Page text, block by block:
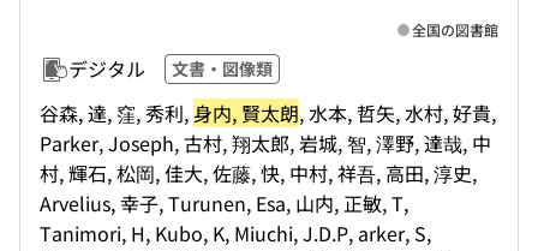
デジタル 文書・図像類
谷森, 達, 窪, 秀利, 身内, 賢太朗, 水本, 哲矢, 水村, 好貴,
Parker, Joseph, 古村, 翔太郎, 岩城, 智, 澤野, 達哉, 中
村, 輝石, 松岡, 佳大, 佐藤, 快, 中村, 祥吾, 高田, 淳史,
Arvelius, 幸子, Turunen, Esa, 山内, 正敏, T,
Tanimori, H, Kubo, K, Miuchi, J.D.P, arker, S,
全国の図書館